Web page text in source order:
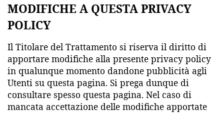
MODIFICHE A QUESTA PRIVACY
POLICY
Il Titolare del Trattamento si riserva il diritto di
apportare modifiche alla presente privacy policy
in qualunque momento dandone pubblicità agli
Utenti su questa pagina. Si prega dunque di
consultare spesso questa pagina. Nel caso di
mancata accettazione delle modifiche apportate